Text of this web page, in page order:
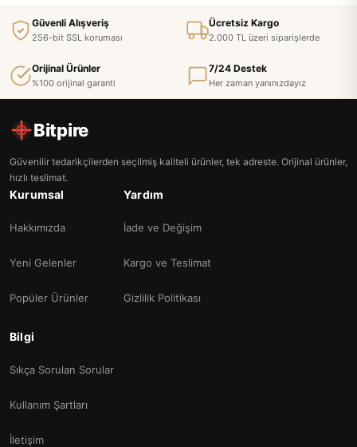
Güvenli Alışveriş
256-bit SSL koruması
Ücretsiz Kargo
2.000 TL üzeri siparişlerde
Orijinal Ürünler
%100 orijinal garanti
7/24 Destek
Her zaman yanınızdayız
Bitpire
Güvenilir tedarikçilerden seçilmiş kaliteli ürünler, tek adreste. Orijinal ürünler,
hızlı teslimat.
Kurumsal
Hakkımızda
Yeni Gelenler
Popüler Ürünler
Yardım
İade ve Değişim
Kargo ve Teslimat
Gizlilik Politikası
Bilgi
Sıkça Sorulan Sorular
Kullanım Şartları
İletişim